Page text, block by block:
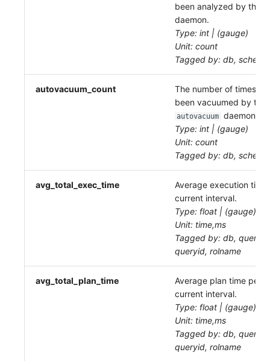
been analyzed by the
daemon.
Type: int | (gauge)
Unit: count
Tagged by: db,
autovacuum_count
The number of times
been vacuumed by the
autovacuum daemon.
Type: int | (gauge)
Unit: count
Tagged by: db,
avg_total_exec_time
Average execution time
current interval.
Type: float | (gauge)
Unit: time,ms
Tagged by: db,
queryid, rolname
avg_total_plan_time
Average plan time per
current interval.
Type: float | (gauge)
Unit: time,ms
Tagged by: db,
queryid, rolname